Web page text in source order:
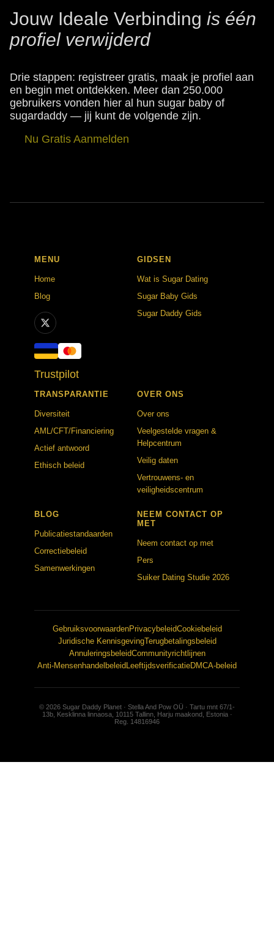
Jouw Ideale Verbinding is één
profiel verwijderd
Drie stappen: registreer gratis, maak je profiel aan
en begin met ontdekken. Meer dan 250.000
gebruikers vonden hier al hun sugar baby of
sugardaddy — jij kunt de volgende zijn.
Nu Gratis Aanmelden
MENU
Home
Blog
Trustpilot
GIDSEN
Wat is Sugar Dating
Sugar Baby Gids
Sugar Daddy Gids
TRANSPARANTIE
Diversiteit
AML/CFT/Financiering
Actief antwoord
Ethisch beleid
OVER ONS
Over ons
Veelgestelde vragen &
Helpcentrum
Veilig daten
Vertrouwens- en
veiligheidscentrum
BLOG
Publicatiestandaarden
Correctiebeleid
Samenwerkingen
NEEM CONTACT OP
MET
Neem contact op met
Pers
Suiker Dating Studie 2026
GebruiksvoorwaardenPrivacybeleidCookiebeleid
Juridische KennisgevingTerugbetalingsbeleid
AnnuleringsbeleidCommunityrichtlijnen
Anti-Mensenhandelbeleid LeeftijdsverificatieDMCA-beleid
© 2026 Sugar Daddy Planet · Stella And Pow OÜ · Tartu mnt 67/1-
13b, Kesklinna linnaosa, 10115 Tallinn, Harju maakond, Estonia ·
Reg. 14816946